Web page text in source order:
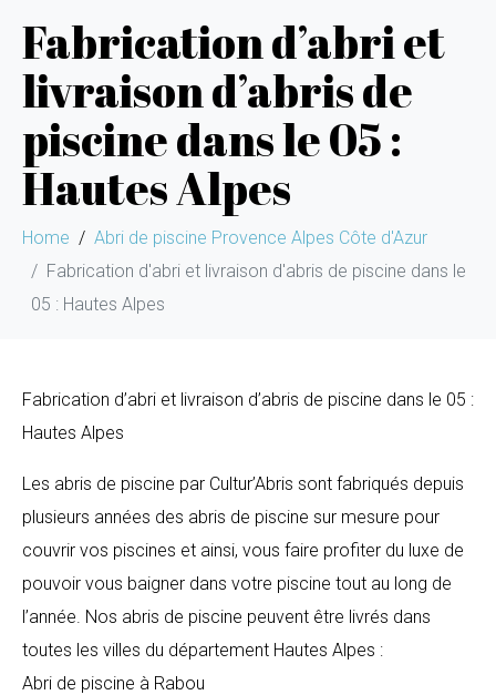
Fabrication d’abri et
livraison d’abris de
piscine dans le 05 :
Hautes Alpes
Home
Abri de piscine Provence Alpes Côte d'Azur
Fabrication d'abri et livraison d'abris de piscine dans le
05 : Hautes Alpes
Fabrication d’abri et livraison d’abris de piscine dans le 05 :
Hautes Alpes
Les abris de piscine par Cultur’Abris sont fabriqués depuis
plusieurs années des abris de piscine sur mesure pour
couvrir vos piscines et ainsi, vous faire profiter du luxe de
pouvoir vous baigner dans votre piscine tout au long de
l’année. Nos abris de piscine peuvent être livrés dans
toutes les villes du département Hautes Alpes :
Abri de piscine à Rabou